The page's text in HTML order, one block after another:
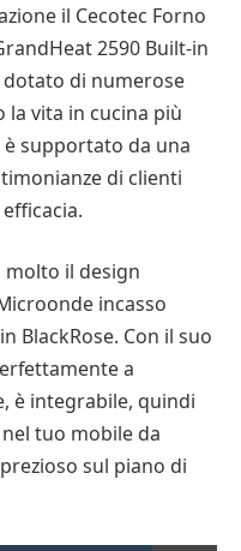
il Cecotec Forno
2590 Built-in
dotato di numerose
la vita in cucina più
supportato da una
di clienti
il design
incasso
BlackRose. Con il suo
a
è integrabile, quindi
tuo mobile da
sul piano di